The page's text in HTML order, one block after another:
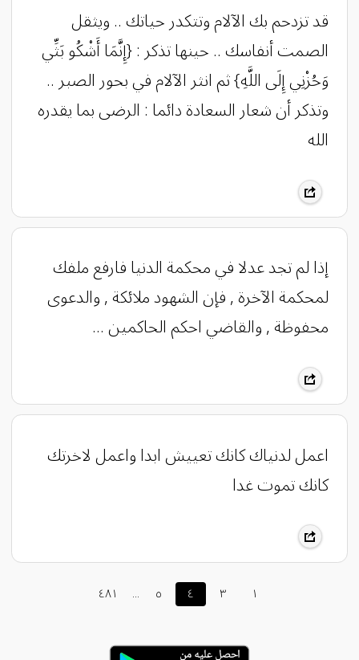
قد تزدحم بك الآلام وتتكدر حياتك .. ويثقل
الصمت أنفاسك .. حينها تذكر : {إِنَّمَا أَشْكُو بَثِّي
وَحُزْنِي إِلَى اللَّهِ} ثم انثر الآلام في بحور الصبر ..
وتذكر أن شعار السعادة دائما : الرضى بما يقدره
الله
إذا لم تجد عدلا في محكمة الدنيا فارفع ملفك
لمحكمة الآخرة , فإن الشهود ملائكة , والدعوى
محفوظة , والقاضي احكم الحاكمين ...
اعمل لدنياك كانك تعييش ابدا واعمل لاخرتك
كانك تموت غدا
٤٨١ ... ٥ ٤ ٣ ١